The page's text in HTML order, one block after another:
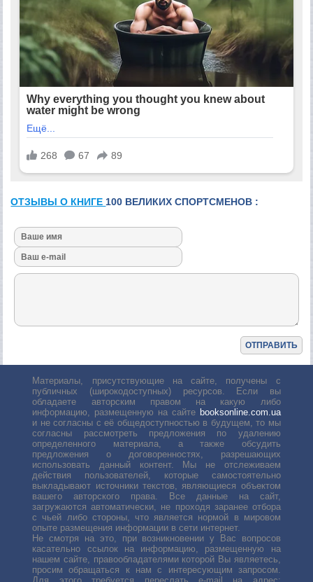
ОТЗЫВЫ О КНИГЕ100 ВЕЛИКИХ СПОРТСМЕНОВ :
Материалы, присутствующие на сайте, получены с
публичных (широкодоступных) ресурсов. Если вы
обладаете авторским правом на какую либо
информацию, размещенную на сайте booksonline.com.ua
и не согласны с её общедоступностью в будущем, то мы
согласны рассмотреть предложения по удалению
определенного материала, а также обсудить
предложения о договоренностях, разрешающих
использовать данный контент. Мы не отслеживаем
действия пользователей, которые самостоятельно
выкладывают источники текстов, являющиеся объектом
вашего авторского права. Все данные на сайт,
загружаются автоматически, не проходя заранее отбора
с чьей либо стороны, что является нормой в мировом
опыте размещения информации в сети интернет.
Не смотря на это, при возникновении у Вас вопросов
касательно ссылок на информацию, размещенную на
нашем сайте, правообладателями которой Вы являетесь,
просим обращаться к нам с интересующим запросом.